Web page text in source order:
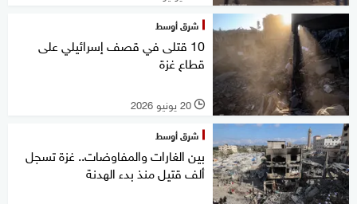
شرق أوسط
10 قتلى في قصف إسرائيلي على
قطاع غزة
l 20 يونيو 2026
شرق أوسط
بين الغارات والمفاوضات.. غزة تسجل
ألف قتيل منذ بدء الهدنة